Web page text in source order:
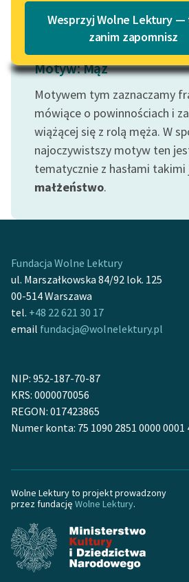
Lektury szkolne i klasyka
literatury do słuchania dla
uczennic i uczniów z
E-kolekcja lektur
szkolnych i literatury do
słuchania dla uczennic i
uczniów z
niepełnosprawnościami
Popularyzacja
Ręce pełne poezji
Kolekcje edukacyjne
twórców przechodzących
Starego Testamentu
Odkurzamy bohaterów
Szkoła Poezji Wolnych
O nas
Kontakt
O projekcie
Zespół
Wesprzyj Wolne Lektury —
zanim zapomnisz
Motyw: Mąż
Motywem tym zaznaczamy
mówiące o powinnościach i
wiążącej się z rolą męża. W
najoczywistszy motyw ten
tematycznie z hasłami takimi
małżeństwo.
Fundacja Wolne Lektury
ul. Marszałkowska 84/92 lok. 125
00-514 Warszawa
tel. +48 22 621 30 17
email fundacja@wolnelektury.pl
NIP: 952-187-70-87
KRS: 0000070056
REGON: 017423865
Numer konta: 75 1090 2851 0000 0001
Wolne Lektury to projekt prowadzony
przez fundację Wolne Lektury.